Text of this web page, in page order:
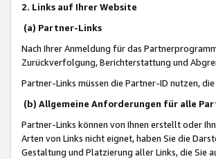
2. Links auf Ihrer Website
(a) Partner-Links
Nach Ihrer Anmeldung für das
Zurückverfolgung, Berichterstattung und
Partner-Links müssen die Partner-ID nutzen,
(b) Allgemeine Anforderungen für alle
Partner-Links können von Ihnen erstellt oder
Arten von Links nicht eignet, haben Sie die
Gestaltung und Platzierung aller Links, die Sie